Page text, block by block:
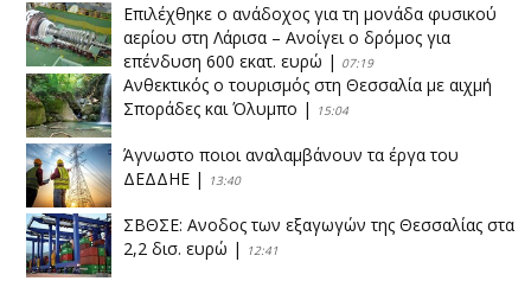
Επιλέχθηκε ο ανάδοχος για τη μονάδα φυσικού
αερίου στη Λάρισα – Ανοίγει ο δρόμος για
επένδυση 600 εκατ. ευρώ | 07:19
Ανθεκτικός ο τουρισμός στη Θεσσαλία με αιχμή
Σποράδες και Όλυμπο | 15:04
Άγνωστο ποιοι αναλαμβάνουν τα έργα του
ΔΕΔΔΗΕ | 13:40
ΣΒΘΣΕ: Aνοδος των εξαγωγών της Θεσσαλίας στα
2,2 δισ. ευρώ | 12:41